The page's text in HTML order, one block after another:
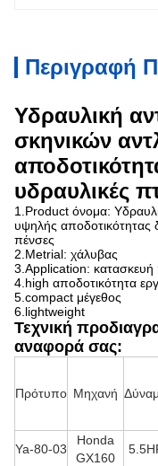
Περιγραφή
Υδραυλική
σκηνικών
υδραυλικές
1.Product όνομα:
υψηλής αποδοτικότητας
πένσες
2.Metrial: χάλυβας
3.Application: κατασκευή
4.high αποδοτικότητα
5.compact μέγεθος
6.lightweight
Τεχνική
αναφορά σας:
Πρότυπο Μηχανή
Ya-80-03
Honda
GX160